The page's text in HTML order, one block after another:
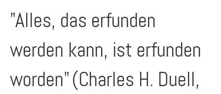
"Alles, das erfunden
werden kann, ist erfunden
worden"(Charles H. Duell,